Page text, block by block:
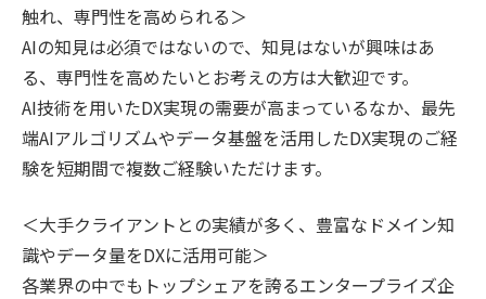
触れ、専門性を高められる＞
AIの知見は必須ではないので、知見はないが興味はあ
る、専門性を高めたいとお考えの方は大歓迎です。
AI技術を用いたDX実現の需要が高まっているなか、最先
端AIアルゴリズムやデータ基盤を活用したDX実現のご経
験を短期間で複数ご経験いただけます。
＜大手クライアントとの実績が多く、豊富なドメイン知
識やデータ量をDXに活用可能＞
各業界の中でもトップシェアを誇るエンタープライズ企